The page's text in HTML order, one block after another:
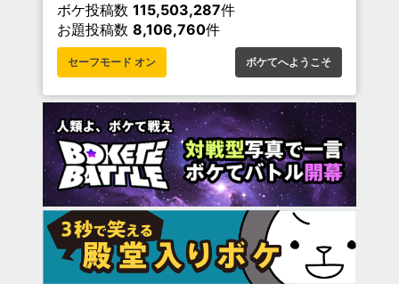
ボケ投稿数 115,503,287件
お題投稿数 8,106,760件
セーフモード オン ボケてへようこそ